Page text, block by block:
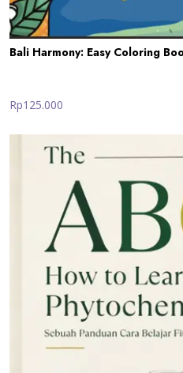
Bali Harmony: Easy Coloring
Rp125.000